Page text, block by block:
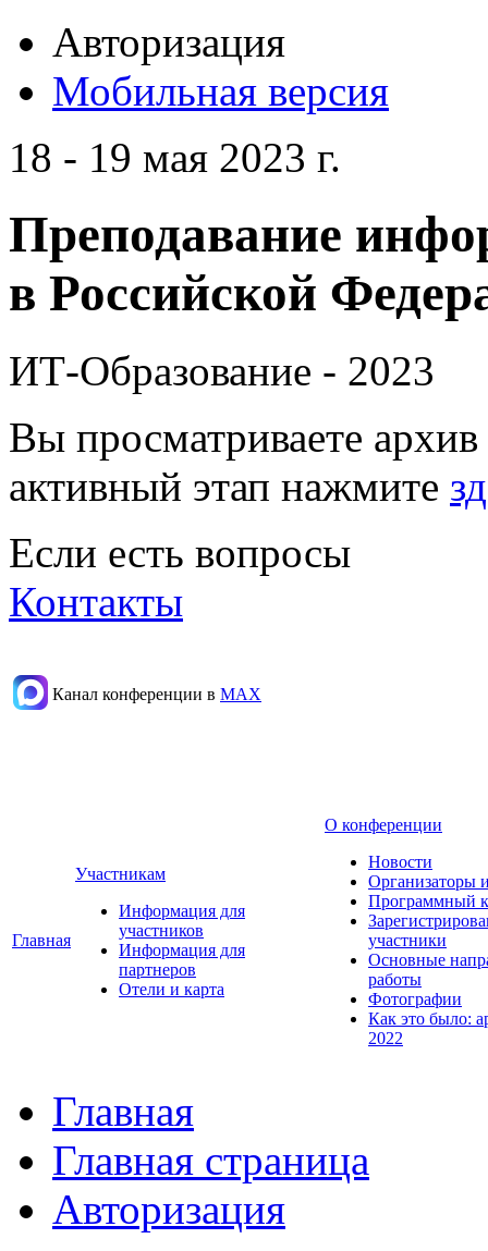
Авторизация
Мобильная версия
18 - 19 мая 2023 г.
Преподавание
в Российской
ИТ-Образование - 2023
Вы просматриваете
активный этап нажмите
Если есть вопросы
Контакты
Канал конференции в МАХ
Главная
Участникам
Информация для
участников
Информация для
партнеров
Отели и карта
О конференции
Новости
Организаторы
Программный
участники
Основные
работы
Фотографии
Как это было:
2022
Главная
Главная страница
Авторизация